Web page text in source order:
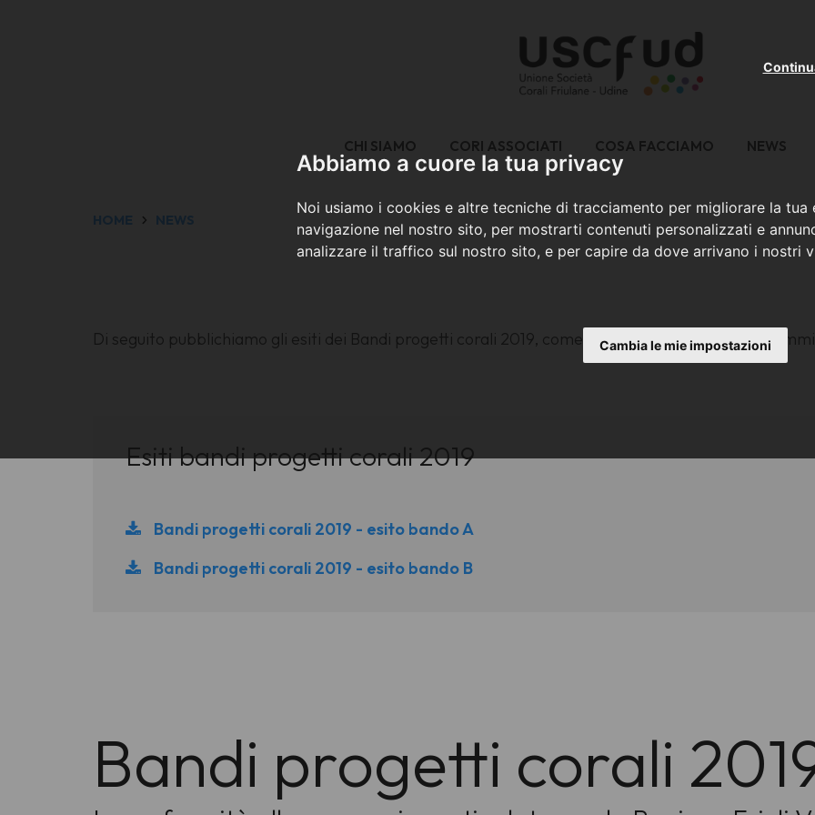
Abbiamo a cuore la tua privacy
Noi usiamo i cookies e altre tecniche di tracciamento per migliorare la tua
navigazione nel nostro sito, per mostrarti contenuti personalizzati e
analizzare il traffico sul nostro sito, e per capire da dove arrivano i nostri
Cambia le mie impostazioni
CHI SIAMO CORI ASSOCIATI COSA FACCIAMO NEWS
HOME NEWS
Di seguito pubblichiamo gli esiti dei Bandi progetti corali 2019, come deliberato dall'apposita
Esiti bandi progetti corali 2019
Bandi progetti corali 2019 - esito bando A
Bandi progetti corali 2019 - esito bando B
Bandi progetti corali